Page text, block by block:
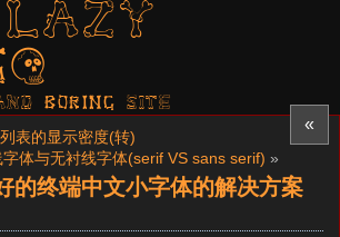
boring SITE
«
表的显示密度(转)
体与无衬线字体(serif VS sans serif) »
的终端中文小字体的解决方案